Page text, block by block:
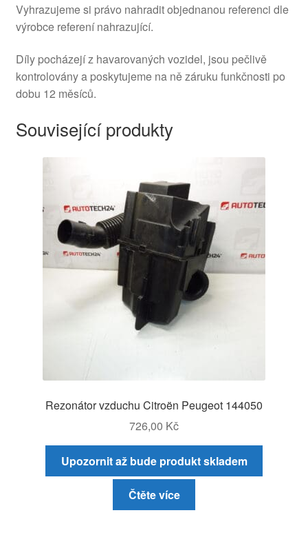
Vyhrazujeme si právo nahradit objednanou referenci dle
výrobce referení nahrazující.
Díly pocházejí z havarovaných vozidel, jsou pečlivě
kontrolovány a poskytujeme na ně záruku funkčnosti po
dobu 12 měsíců.
Související produkty
Rezonátor vzduchu Citroën Peugeot 144050
726,00 Kč
Upozornit až bude produkt skladem
Čtěte více